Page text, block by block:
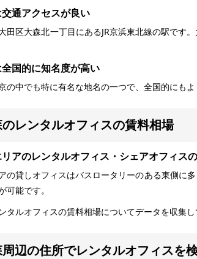
通アクセスが良い
田区大森北一丁目にあるJR京浜東北線の駅です
国的に知名度が高い
の中でも特に有名な地名の一つで、全国的にも
レンタルオフィスの賃料相場
アのレンタルオフィス・シェアオフィス
の貸しオフィスはバスロータリーのある東側に
可能です。
タルオフィスの賃料相場についてデータを収集し
辺の住所でレンタルオフィスを